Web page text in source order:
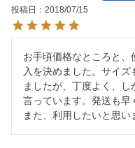
投稿日
2018/07/15
お手頃価格なところと
入を決めました。サイ
ましたが、丁度よく、
言っています。発送も早
また、利用したいと思い